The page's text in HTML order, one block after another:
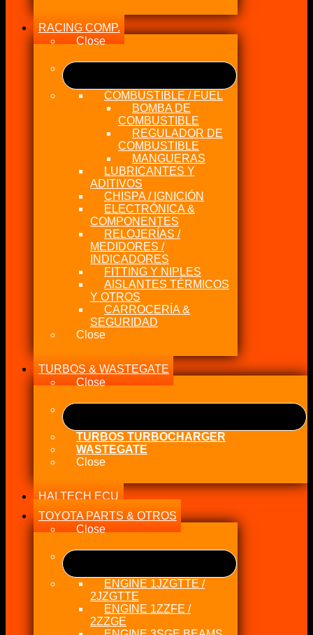
RACING COMP.
Close
COMBUSTIBLE / FUEL
BOMBA DE
COMBUSTIBLE
REGULADOR DE
COMBUSTIBLE
MANGUERAS
LUBRICANTES Y
ADITIVOS
CHISPA / IGNICIÓN
ELECTRÓNICA &
COMPONENTES
RELOJERÍAS /
MEDIDORES /
INDICADORES
FITTING Y NIPLES
AISLANTES TÉRMICOS
Y OTROS
CARROCERÍA &
SEGURIDAD
Close
TURBOS & WASTEGATE
Close
TURBOS TURBOCHARGER
WASTEGATE
Close
HALTECH ECU
TOYOTA PARTS & OTROS
Close
ENGINE 1JZGTTE /
2JZGTTE
ENGINE 1ZZFE /
2ZZGE